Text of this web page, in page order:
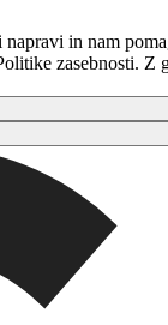
in ​​nam
zasebnosti. Z